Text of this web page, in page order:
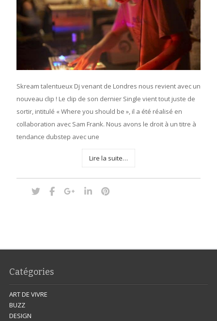
Skream talentueux Dj venant de Londres nous revient avec un
nouveau clip ! Le clip de son dernier Single vient tout juste de
sortir, intitulé « Where you should be », il a été réalisé en
collaboration avec Sam Frank. Nous avons le droit à un titre à
tendance dubstep avec une
Lire la suite…
Catégories
ART DE VIVRE
BUZZ
DESIGN